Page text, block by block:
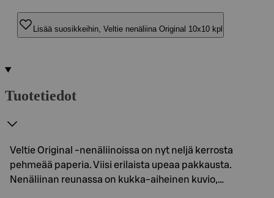
Lisää suosikkeihin, Veltie nenäliina Original 10x10 kpl
Tuotetiedot
Veltie Original -nenäliinoissa on nyt neljä kerrosta
pehmeää paperia. Viisi erilaista upeaa pakkausta.
Nenäliinan reunassa on kukka-aiheinen kuvio,…